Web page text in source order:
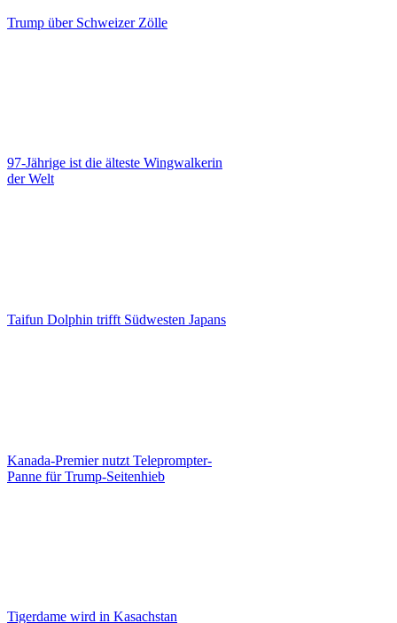
Trump über Schweizer Zölle
97-Jährige ist die älteste Wingwalkerin
der Welt
Taifun Dolphin trifft Südwesten Japans
Kanada-Premier nutzt Teleprompter-
Panne für Trump-Seitenhieb
Tigerdame wird in Kasachstan